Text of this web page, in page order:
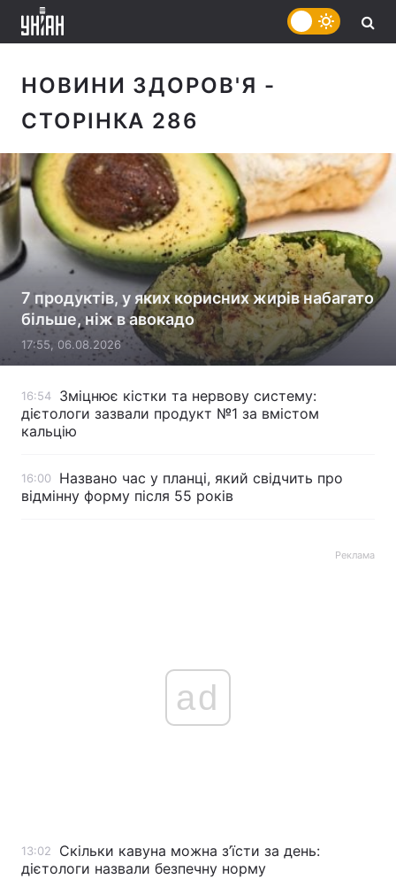
Головна Війна
НОВИНИ ЗДОРОВ'Я -
СТОРІНКА 286
7 продуктів, у яких корисних жирів набагато
більше, ніж в авокадо
17:55, 06.08.2026
16:54
Зміцнює кістки та нервову систему:
дієтологи зазвали продукт №1 за вмістом
кальцію
16:00
Названо час у планці, який свідчить про
відмінну форму після 55 років
Реклама
ad
13:02
Скільки кавуна можна з’їсти за день:
дієтологи назвали безпечну норму